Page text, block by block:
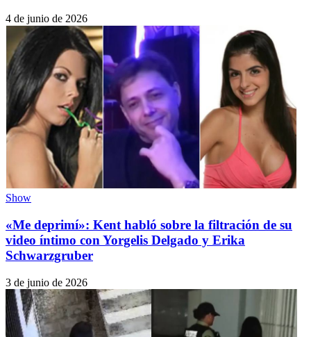
4 de junio de 2026
Show
«Me deprimí»: Kent habló sobre la filtración de su
video íntimo con Yorgelis Delgado y Erika
Schwarzgruber
3 de junio de 2026